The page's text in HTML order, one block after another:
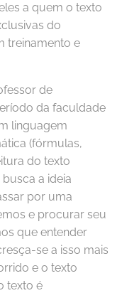
a quem o texto
do
treinamento e
de
da faculdade
linguagem
(fórmulas,
do texto
a ideia
por uma
e procurar seu
que entender
se a isso mais
e o texto
texto é